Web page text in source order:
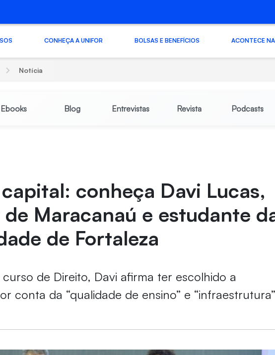
CONHEÇA A UNIFOR BOLSAS E BENEFÍCIOS ACONTECE
Notícia
Ebooks Blog Entrevistas Revista Podcasts
conheça Davi Lucas,
Maracanaú e estudante
de Fortaleza
de Direito, Davi afirma ter escolhido a
conta da “qualidade de ensino” e “infraestrutura”